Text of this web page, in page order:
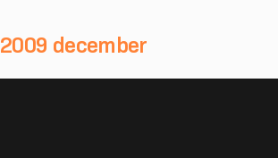
2009 december